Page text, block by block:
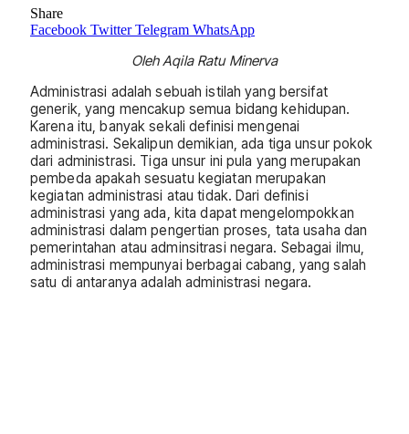
Share
Facebook Twitter Telegram WhatsApp
Oleh Aqila Ratu Minerva
Administrasi adalah sebuah istilah yang bersifat
generik, yang mencakup semua bidang kehidupan.
Karena itu, banyak sekali definisi mengenai
administrasi. Sekalipun demikian, ada tiga unsur pokok
dari administrasi. Tiga unsur ini pula yang merupakan
pembeda apakah sesuatu kegiatan merupakan
kegiatan administrasi atau tidak. Dari definisi
administrasi yang ada, kita dapat mengelompokkan
administrasi dalam pengertian proses, tata usaha dan
pemerintahan atau adminsitrasi negara. Sebagai ilmu,
administrasi mempunyai berbagai cabang, yang salah
satu di antaranya adalah administrasi negara.